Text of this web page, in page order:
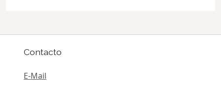
Contacto
E-Mail